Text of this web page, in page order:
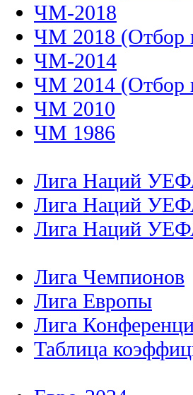
ЧМ-2018
ЧМ 2018 (Отбор
ЧМ-2014
ЧМ 2014 (Отбор
ЧМ 2010
ЧМ 1986
Лига Наций
Лига Наций
Лига Наций
Лига Чемпионов
Лига Европы
Лига
Таблица